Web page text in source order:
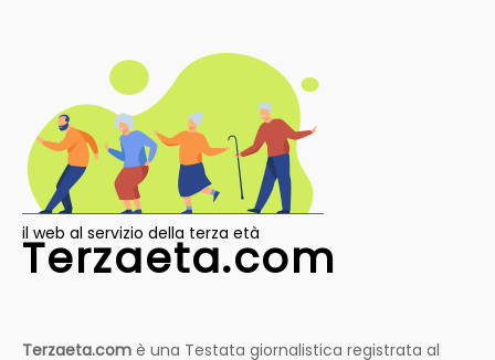
il web al servizio della terza età
Terzaeta.com
Terzaeta.com è una Testata giornalistica registrata al